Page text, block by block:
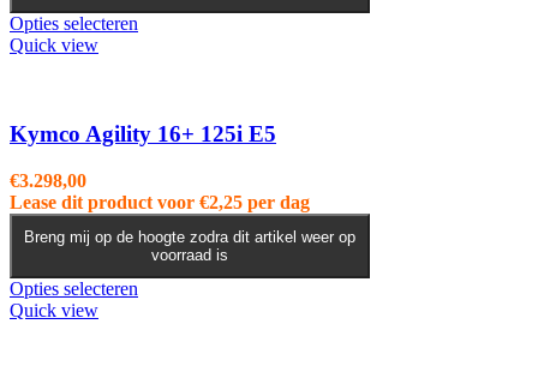
Opties selecteren
Deze
optie
gekozen
worden
op
de
productpagina
Quick view
Kymco Agility 16+ 125i E5
€3.298,00
Lease dit product voor €2,25 per dag
Breng mij op de hoogte zodra dit artikel weer op
voorraad is
Opties selecteren
Quick view